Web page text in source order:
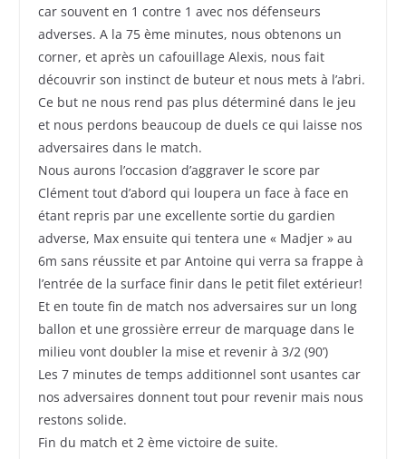
car souvent en 1 contre 1 avec nos défenseurs
adverses. A la 75 ème minutes, nous obtenons un
corner, et après un cafouillage Alexis, nous fait
découvrir son instinct de buteur et nous mets à l’abri.
Ce but ne nous rend pas plus déterminé dans le jeu
et nous perdons beaucoup de duels ce qui laisse nos
adversaires dans le match.
Nous aurons l’occasion d’aggraver le score par
Clément tout d’abord qui loupera un face à face en
étant repris par une excellente sortie du gardien
adverse, Max ensuite qui tentera une « Madjer » au
6m sans réussite et par Antoine qui verra sa frappe à
l’entrée de la surface finir dans le petit filet extérieur!
Et en toute fin de match nos adversaires sur un long
ballon et une grossière erreur de marquage dans le
milieu vont doubler la mise et revenir à 3/2 (90’)
Les 7 minutes de temps additionnel sont usantes car
nos adversaires donnent tout pour revenir mais nous
restons solide.
Fin du match et 2 ème victoire de suite.